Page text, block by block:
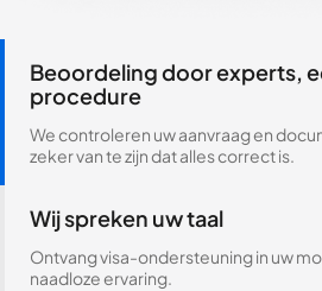
Beoordeling door experts,
procedure
We controleren uw aanvraag en
zeker van te zijn dat alles correct is.
Wij spreken uw taal
Ontvang visa-ondersteuning in uw
naadloze ervaring.